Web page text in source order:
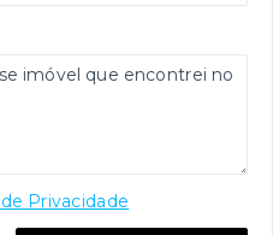
Privacidade